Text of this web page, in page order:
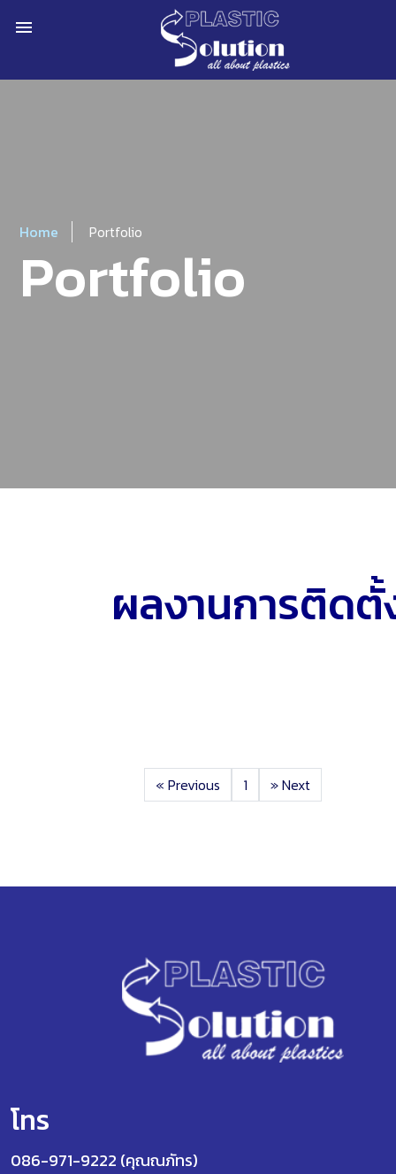
menu
Home Portfolio
Portfolio
ผลงานการติดตั้
« Previous 1 »Next
โทร
086-971-9222 (คุณณภัทร)